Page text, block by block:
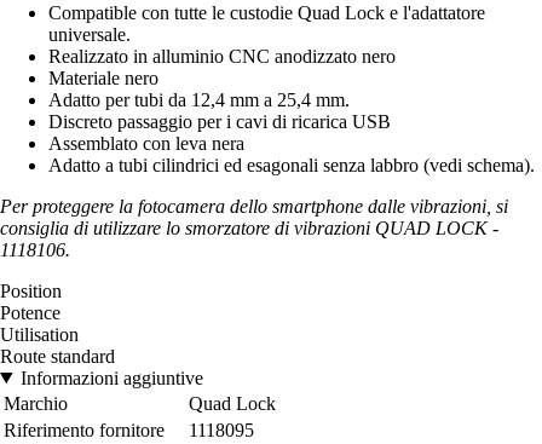
Compatible con tutte le custodie Quad Lock e l'adattatore
universale.
Realizzato in alluminio CNC anodizzato nero
Materiale nero
Adatto per tubi da 12,4 mm a 25,4 mm.
Discreto passaggio per i cavi di ricarica USB
Assemblato con leva nera
Adatto a tubi cilindrici ed esagonali senza labbro (vedi schema).
Per proteggere la fotocamera dello smartphone dalle vibrazioni, si
consiglia di utilizzare lo smorzatore di vibrazioni QUAD LOCK -
1118106.
Position
Potence
Utilisation
Route standard
Informazioni aggiuntive
Marchio
Quad Lock
Riferimento fornitore
1118095